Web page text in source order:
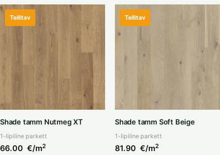
Tellitav
Shade tamm Nutmeg XT
1-lipiline parkett
66.00 €/m2
Tellitav
Shade tamm Soft Beige
1-lipiline parkett
81.90 €/m2